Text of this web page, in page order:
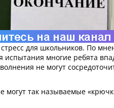
для школьников. По
испытания многие ребята
не могут
могут так называемые